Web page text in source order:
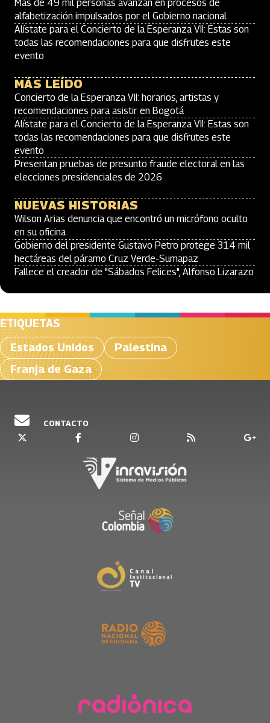
Más de 49 mil personas avanzan en procesos de
alfabetización impulsados por el Gobierno nacional
Alístate para el Concierto de la Esperanza VII: Estas son
todas las recomendaciones para que disfrutes este
evento
MÁS LEÍDO
Concierto de la Esperanza VII: horarios, artistas y
recomendaciones para asistir en Bogotá
Alístate para el Concierto de la Esperanza VII: Estas son
todas las recomendaciones para que disfrutes este
evento
Presentan pruebas de presunto fraude electoral en las
elecciones presidenciales de 2026
NUEVAS HISTORIAS
Wilson Arias denuncia que encontró un micrófono oculto
en su oficina
Gobierno del presidente Gustavo Petro protege 314 mil
hectáreas del páramo Cruz Verde-Sumapaz
Fallece el creador de "Sábados Felices", Alfonso Lizarazo
ETIQUETAS
Estados Unidos
Palestina
Franja de Gaza
CONTACTO